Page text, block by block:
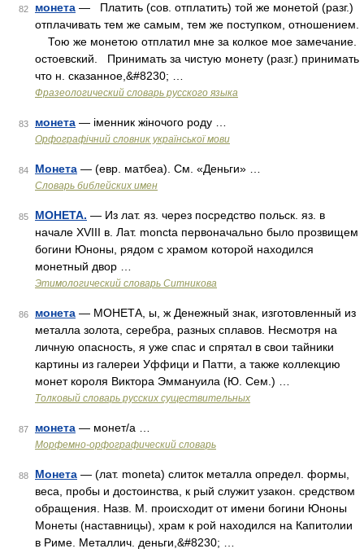
82 монета — Платить (сов. отплатить) той же монетой (разг.)
отплачивать тем же самым, тем же поступком, отношением.
Тою же монетою отплатил мне за колкое мое замечание.
остоевский. Принимать за чистую монету (разг.) принимать
что н. сказанное,&#8230; …
Фразеологический словарь русского языка
83 монета — іменник жіночого роду …
Орфографічний словник української мови
84 Монета — (евр. матбеа). См. «Деньги» …
Словарь библейских имен
85 МОНЕТА. — Из лат. яз. через посредство польск. яз. в
начале XVIII в. Лат. moncta первоначально было прозвищем
богини Юноны, рядом с храмом которой находился
монетный двор …
Этимологический словарь Ситникова
86 монета — МОНЕТА, ы, ж Денежный знак, изготовленный из
металла золота, серебра, разных сплавов. Несмотря на
личную опасность, я уже спас и спрятал в свои тайники
картины из галереи Уффици и Патти, а также коллекцию
монет короля Виктора Эммануила (Ю. Сем.) …
Толковый словарь русских существительных
87 монета — монет/а …
Морфемно-орфографический словарь
88 Монета — (лат. moneta) слиток металла определ. формы,
веса, пробы и достоинства, к рый служит узакон. средством
обращения. Назв. М. происходит от имени богини Юноны
Монеты (наставницы), храм к рой находился на Капитолии
в Риме. Металлич. деньги,&#8230; …